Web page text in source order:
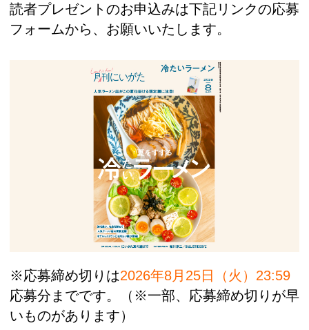
読者プレゼントのお申込みは下記リンクの応募
フォームから、お願いいたします。
※応募締め切りは2026年8月25日（火 ）23:59
応募分までです。（※一部、応募締め切りが早
いものがあります）